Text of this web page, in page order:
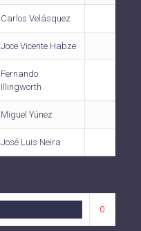
Carlos Velásquez
Joce Vicente Habze
Fernando
Illingworth
Miguel Yúnez
José Luis Neira
0